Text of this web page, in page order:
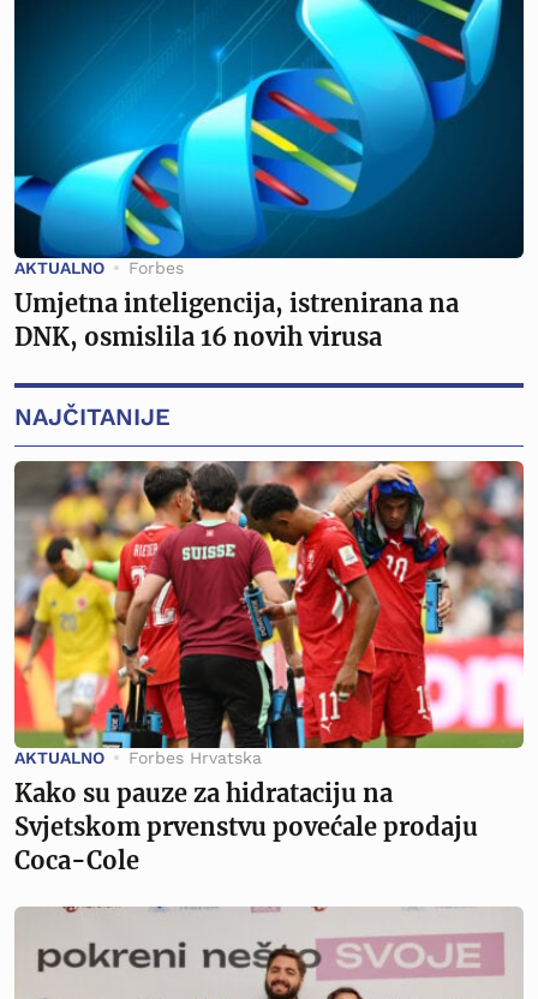
AKTUALNO Forbes
Umjetna inteligencija, istrenirana na
DNK, osmislila 16 novih virusa
NAJČITANIJE
AKTUALNO Forbes Hrvatska
Kako su pauze za hidrataciju na
Svjetskom prvenstvu povećale prodaju
Coca-Cole